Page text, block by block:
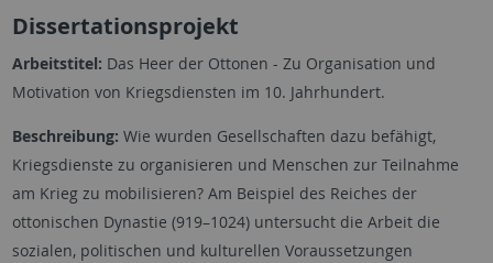
Dissertationsprojekt
Arbeitstitel: Das Heer der Ottonen - Zu Organisation und
Motivation von Kriegsdiensten im 10. Jahrhundert.
Beschreibung: Wie wurden Gesellschaften dazu befähigt,
Kriegsdienste zu organisieren und Menschen zur Teilnahme
am Krieg zu mobilisieren? Am Beispiel des Reiches der
ottonischen Dynastie (919–1024) untersucht die Arbeit die
sozialen, politischen und kulturellen Voraussetzungen